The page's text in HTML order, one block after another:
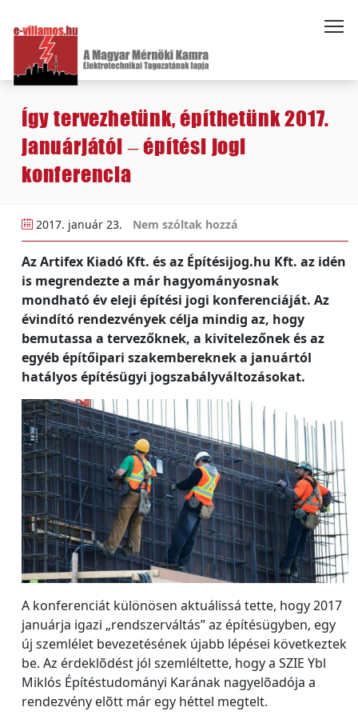
Így tervezhetünk, építhetünk 2017.
januárjától – építési jogi
konferencia
2017. január 23. Nem szóltak hozzá
Az Artifex Kiadó Kft. és az Építésijog.hu Kft. az idén
is megrendezte a már hagyományosnak
mondható év eleji építési jogi konferenciáját. Az
évindító rendezvények célja mindig az, hogy
bemutassa a tervezőknek, a kivitelezőnek és az
egyéb építőipari szakembereknek a januártól
hatályos építésügyi jogszabályváltozásokat.
A konferenciát különösen aktuálissá tette, hogy 2017
januárja igazi „rendszerváltás” az építésügyben, egy
új szemlélet bevezetésének újabb lépései következtek
be. Az érdeklõdést jól szemléltette, hogy a SZIE Ybl
Miklós Építéstudományi Karának nagyelõadója a
rendezvény elõtt már egy héttel megtelt.